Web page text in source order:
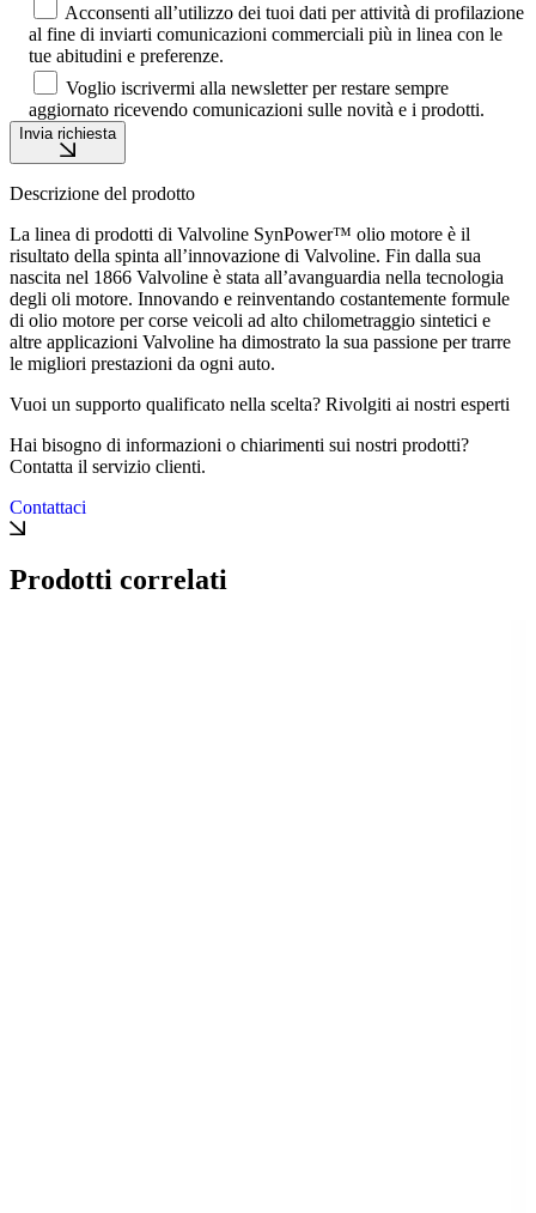
Acconsenti all’utilizzo dei tuoi dati per attività di profilazione
al fine di inviarti comunicazioni commerciali più in linea con le
tue abitudini e preferenze.
Voglio iscrivermi alla newsletter per restare sempre
aggiornato ricevendo comunicazioni sulle novità e i prodotti.
Invia richiesta
Descrizione del prodotto
La linea di prodotti di Valvoline SynPower™ olio motore è il
risultato della spinta all’innovazione di Valvoline. Fin dalla sua
nascita nel 1866 Valvoline è stata all’avanguardia nella tecnologia
degli oli motore. Innovando e reinventando costantemente formule
di olio motore per corse veicoli ad alto chilometraggio sintetici e
altre applicazioni Valvoline ha dimostrato la sua passione per trarre
le migliori prestazioni da ogni auto.
Vuoi un supporto qualificato nella scelta? Rivolgiti ai nostri esperti
Hai bisogno di informazioni o chiarimenti sui nostri prodotti?
Contatta il servizio clienti.
Contattaci
Prodotti correlati